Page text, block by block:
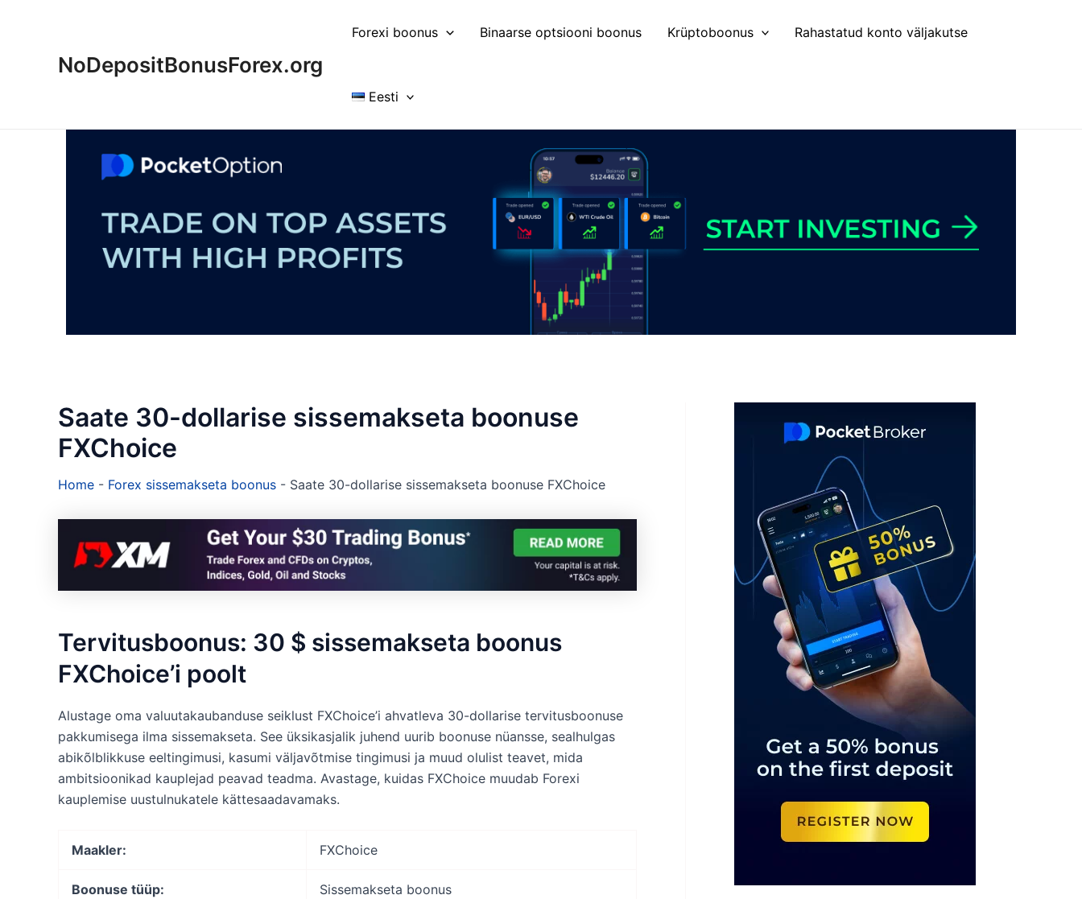
NoDepositBonusForex.org
Forexi boonus Binaarse optsiooni boonus Krüptoboonus Rahastatud konto väljakutse
Eesti
Saate 30-dollarise sissemakseta boonuse
FXChoice
Home - Forex sissemakseta boonus - Saate 30-dollarise sissemakseta boonuse FXChoice
Tervitusboonus: 30 $ sissemakseta boonus
FXChoice’i poolt
Alustage oma valuutakaubanduse seiklust FXChoice’i ahvatleva 30-dollarise tervitusboonuse
pakkumisega ilma sissemakseta. See üksikasjalik juhend uurib boonuse nüansse, sealhulgas
abikõlblikkuse eeltingimusi, kasumi väljavõtmise tingimusi ja muud olulist teavet, mida
ambitsioonikad kauplejad peavad teadma. Avastage, kuidas FXChoice muudab Forexi
kauplemise uustulnukatele kättesaadavamaks.
Maakler: FXChoice
Boonuse tüüp: Sissemakseta boonus